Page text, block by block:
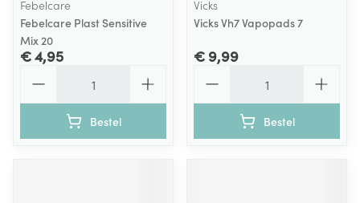
Febelcare
Febelcare Plast Sensitive
Mix 20
€ 4,95
Bestel
Vicks
Vicks Vh7 Vapopads 7
€ 9,99
Bestel